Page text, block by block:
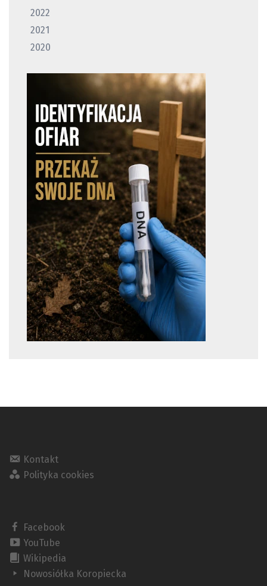
2022
2021
2020
Kontakt
Polityka cookies
Facebook
YouTube
Wikipedia
Nowosiółka Koropiecka